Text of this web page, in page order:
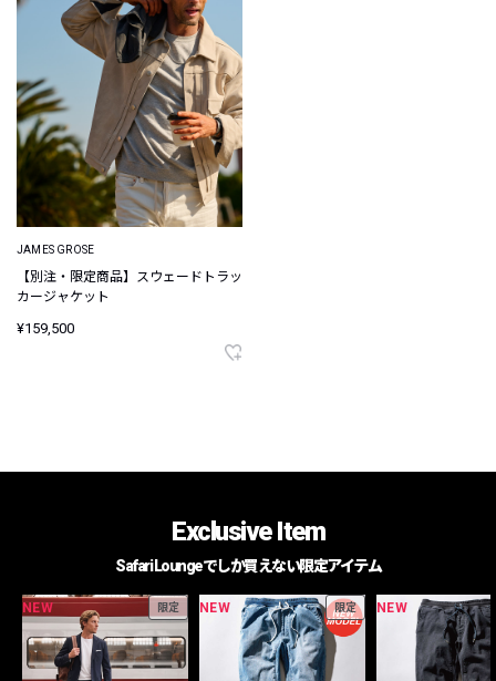
JAMES GROSE
【別注・限定商品】スウェードトラッ
カージャケット
¥159,500
Exclusive Item
Safari Loungeでしか買えない限定アイテム
NEW 限定 NEW 限定 NEW